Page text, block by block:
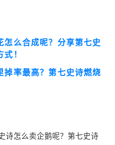
怎么合成呢？分享第七史
！
掉率最高？第七史诗燃烧
诗怎么卖企鹅呢？第七史诗